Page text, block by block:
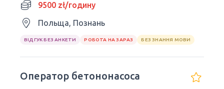
9500 zł/годину
Польща, Познань
ВІДГУК БЕЗ АНКЕТИ РОБОТА НА ЗАРАЗ БЕЗ ЗНАННЯ МОВИ
Оператор бетононасоса